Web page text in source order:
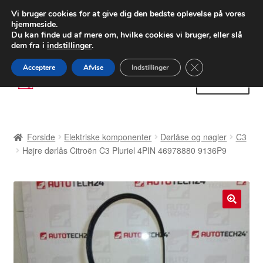
LEVERING fra 55 kr.
FEDEX verdensomspændende forsendelse
80 82 72 02
Spring
til
Spring
til
Betalinger
Klage
Klageprocedure
Forside Elektriske komponenter Dørlåse og nøgler
C3
Højre dørlås Citroën C3 Pluriel 4PIN 46978880 9136P9
Vi bruger cookies for at give dig den bedste oplevelse på vores
hjemmeside.
Du kan finde ud af mere om, hvilke cookies vi bruger, eller slå
dem fra i indstillinger.
Acceptere Afvise Indstillinger Close GDPR